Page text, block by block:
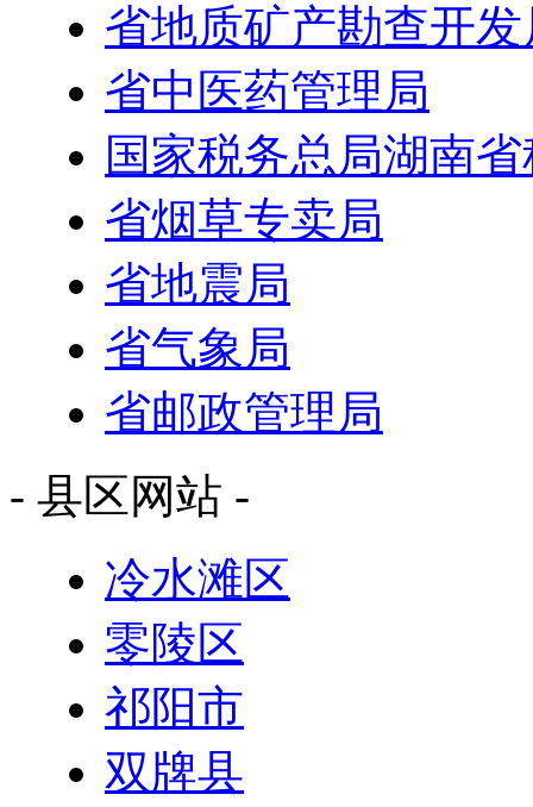
省地质矿产勘查开发
省中医药管理局
国家税务总局湖南
省烟草专卖局
省地震局
省气象局
省邮政管理局
- 县区网站 -
冷水滩区
零陵区
祁阳市
双牌县